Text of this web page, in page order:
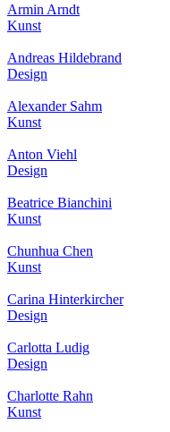
Armin Arndt
Kunst
Andreas Hildebrand
Design
Alexander Sahm
Kunst
Anton Viehl
Design
Beatrice Bianchini
Kunst
Chunhua Chen
Kunst
Carina Hinterkircher
Design
Carlotta Ludig
Design
Charlotte Rahn
Kunst